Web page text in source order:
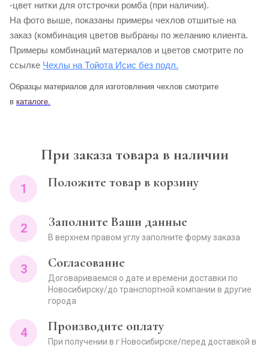
-цвет нитки для отстрочки ромба (при наличии).
На фото выше, показаны примеры чехлов отшитые на
заказ (комбинация цветов выбраны по желанию клиента.
Примеры комбинаций материалов и цветов смотрите по
ссылке Чехлы на Тойота Исис без подл.
Образцы материалов для изготовления чехлов смотрите
в каталоге.
При заказа товара в наличии
1 Положите товар в корзину
2 Заполните Ваши данные
В верхнем правом углу заполните форму заказа
3 Согласование
Договариваемся о дате и времени доставки по
Новосибирску/до транспортной компании в другие
города
4 Производите оплату
При получении в г.Новосибирске/перед доставкой в